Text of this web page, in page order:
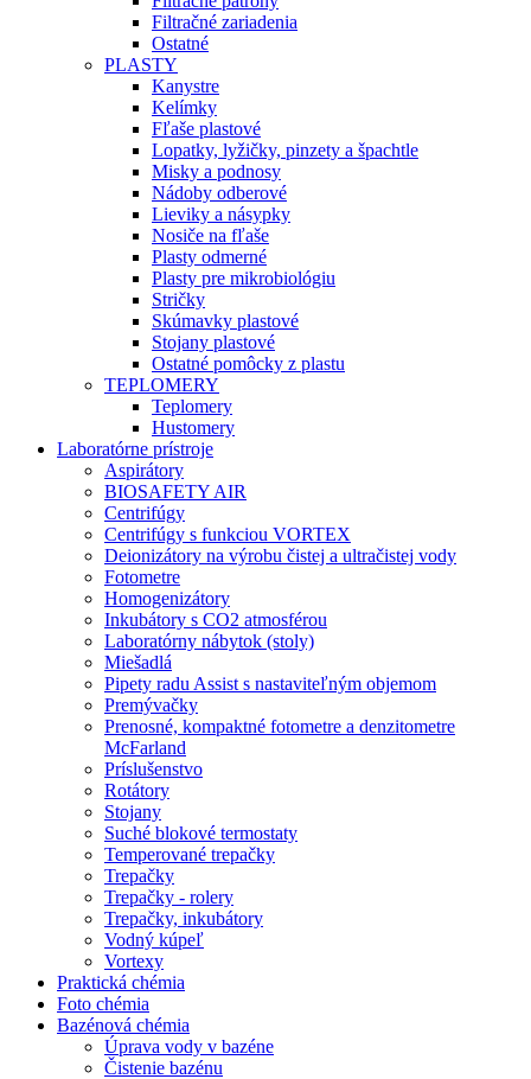
Filtračné zariadenia
Ostatné
PLASTY
Kanystre
Kelímky
Fľaše plastové
Lopatky, lyžičky, pinzety a špachtle
Misky a podnosy
Nádoby odberové
Lieviky a násypky
Nosiče na fľaše
Plasty odmerné
Plasty pre mikrobiológiu
Stričky
Skúmavky plastové
Stojany plastové
Ostatné pomôcky z plastu
TEPLOMERY
Teplomery
Hustomery
Laboratórne prístroje
Aspirátory
BIOSAFETY AIR
Centrifúgy
Centrifúgy s funkciou VORTEX
Deionizátory na výrobu čistej a ultračistej vody
Fotometre
Homogenizátory
Inkubátory s CO2 atmosférou
Laboratórny nábytok (stoly)
Miešadlá
Pipety radu Assist s nastaviteľným objemom
Premývačky
Prenosné, kompaktné fotometre a denzitometre
McFarland
Príslušenstvo
Rotátory
Stojany
Suché blokové termostaty
Temperované trepačky
Trepačky
Trepačky - rolery
Trepačky, inkubátory
Vodný kúpeľ
Vortexy
Praktická chémia
Foto chémia
Bazénová chémia
Úprava vody v bazéne
Čistenie bazénu